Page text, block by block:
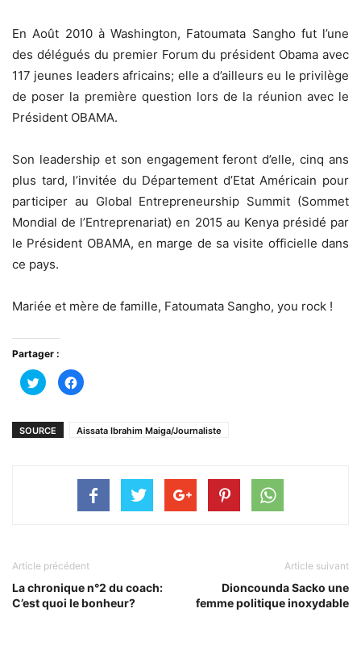
En Août 2010 à Washington, Fatoumata Sangho fut l’une
des délégués du premier Forum du président Obama avec
117 jeunes leaders africains; elle a d’ailleurs eu le privilège
de poser la première question lors de la réunion avec le
Président OBAMA.
Son leadership et son engagement feront d’elle, cinq ans
plus tard, l’invitée du Département d’Etat Américain pour
participer au Global Entrepreneurship Summit (Sommet
Mondial de l’Entreprenariat) en 2015 au Kenya présidé par
le Président OBAMA, en marge de sa visite officielle dans
ce pays.
Mariée et mère de famille, Fatoumata Sangho, you rock !
Partager :
Cliquez
pour
partager
dans
une
Cliquez
pour
dans
une
SOURCE Aissata Ibrahim Maiga/Journaliste
Article précédent
La chronique n°2 du coach:
C’est quoi le bonheur?
Article suivant
Dioncounda Sacko une
femme politique inoxydable